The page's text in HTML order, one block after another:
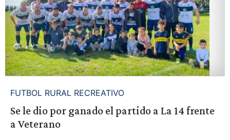
FUTBOL RURAL RECREATIVO
Se le dio por ganado el partido a La 14 frente
a Veterano